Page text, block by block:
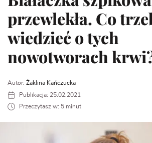
przewlekła. Co
wiedzieć o tych
nowotworach
Autor: Żaklina Kańczucka
Publikacja: 25.02.2021
Przeczytasz w: 5 minut